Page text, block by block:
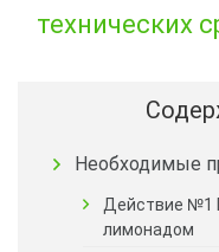
технических
Необходимые
Действие №1
лимонадом